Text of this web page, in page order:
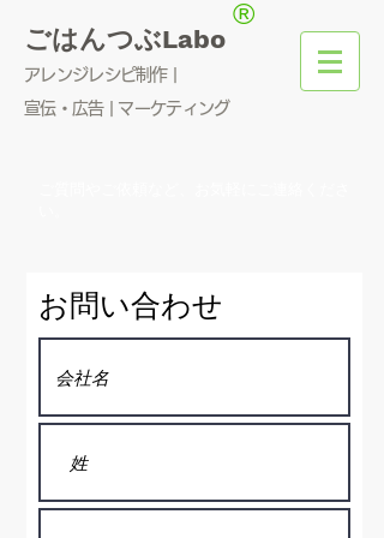
ごはんつぶLabo
アレンジレシピ制作 |
宣伝・広告 | マーケティング
®
お問い合わせ